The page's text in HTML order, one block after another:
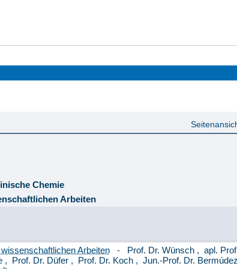
Chemie
Arbeiten
Arbeiten- Prof. Dr. Wünsch , apl.
, Prof. Dr. Düfer , Prof. Dr. Koch , Jun.-Prof. Dr. Bermúdez